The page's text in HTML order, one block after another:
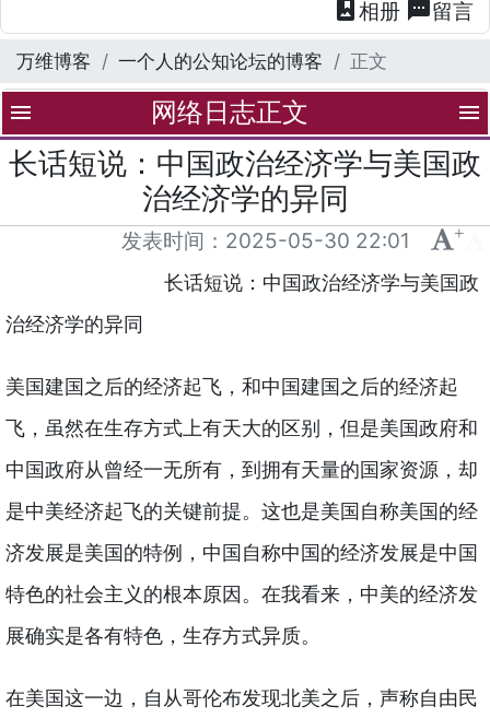
photo_album 相册 textsms留言
万维博客 一个人的公知论坛的博客 正文
menu 网络日志正文 menu
长话短说：中国政治经济学与美国政
治经济学的异同
发表时间： 2025-05-30 22:01 +
长话短说：中国政治经济学与美国政
治经济学的异同
美国建国之后的经济起飞，和中国建国之后的经济起
飞，虽然在生存方式上有天大的区别，但是美国政府和
中国政府从曾经一无所有，到拥有天量的国家资源，却
是中美经济起飞的关键前提。这也是美国自称美国的经
济发展是美国的特例，中国自称中国的经济发展是中国
特色的社会主义的根本原因。在我看来，中美的经济发
展确实是各有特色，生存方式异质。
在美国这一边，自从哥伦布发现北美之后，声称自由民